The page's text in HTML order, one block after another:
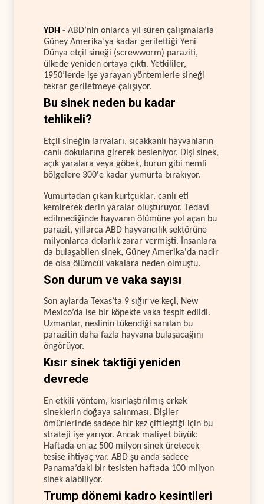
YDH - ABD’nin onlarca yıl süren çalışmalarla
Güney Amerika’ya kadar gerilettiği Yeni
Dünya etçil sineği (screwworm) paraziti,
ülkede yeniden ortaya çıktı. Yetkililer,
1950’lerde işe yarayan yöntemlerle sineği
tekrar geriletmeye çalışıyor.
Bu sinek neden bu kadar
tehlikeli?
Etçil sineğin larvaları, sıcakkanlı hayvanların
canlı dokularına girerek besleniyor. Dişi sinek,
açık yaralara veya göbek, burun gibi nemli
bölgelere 300'e kadar yumurta bırakıyor.
Yumurtadan çıkan kurtçuklar, canlı eti
kemirerek derin yaralar oluşturuyor. Tedavi
edilmediğinde hayvanın ölümüne yol açan bu
parazit, yıllarca ABD hayvancılık sektörüne
milyonlarca dolarlık zarar vermişti. İnsanlara
da bulaşabilen sinek, Güney Amerika'da nadir
de olsa ölümcül vakalara neden olmuştu.
Son durum ve vaka sayısı
Son aylarda Texas’ta 9 sığır ve keçi, New
Mexico’da ise bir köpekte vaka tespit edildi.
Uzmanlar, neslinin tükendiği sanılan bu
parazitin daha fazla hayvana bulaşacağını
öngörüyor.
Kısır sinek taktiği yeniden
devrede
En etkili yöntem, kısırlaştırılmış erkek
sineklerin doğaya salınması. Dişiler
ömürlerinde sadece bir kez çiftleştiği için bu
strateji işe yarıyor. Ancak maliyet büyük:
Haftada en az 500 milyon sinek üretecek
tesise ihtiyaç var. ABD şu anda sadece
Panama’daki bir tesisten haftada 100 milyon
sinek alabiliyor.
Trump dönemi kadro kesintileri